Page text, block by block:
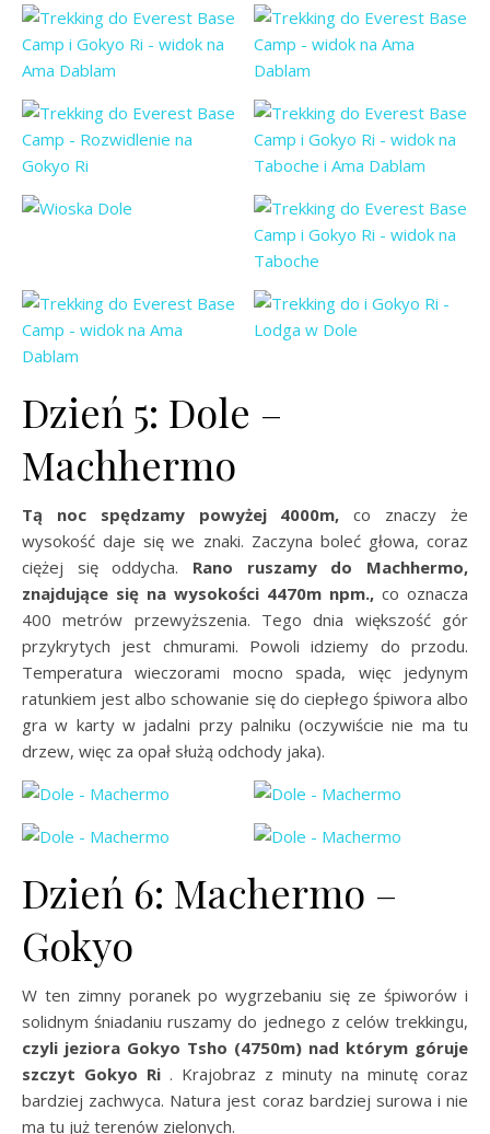
Dzień 5: Dole –
Machhermo
Tą noc spędzamy powyżej 4000m, co znaczy że
wysokość daje się we znaki. Zaczyna boleć głowa, coraz
ciężej się oddycha. Rano ruszamy do Machhermo,
znajdujące się na wysokości 4470m npm., co oznacza
400 metrów przewyższenia. Tego dnia większość gór
przykrytych jest chmurami. Powoli idziemy do przodu.
Temperatura wieczorami mocno spada, więc jedynym
ratunkiem jest albo schowanie się do ciepłego śpiwora albo
gra w karty w jadalni przy palniku (oczywiście nie ma tu
drzew, więc za opał służą odchody jaka).
Dzień 6: Machermo –
Gokyo
W ten zimny poranek po wygrzebaniu się ze śpiworów i
solidnym śniadaniu ruszamy do jednego z celów trekkingu,
czyli jeziora Gokyo Tsho (4750m) nad którym góruje
szczyt Gokyo Ri . Krajobraz z minuty na minutę coraz
bardziej zachwyca. Natura jest coraz bardziej surowa i nie
ma tu już terenów zielonych.